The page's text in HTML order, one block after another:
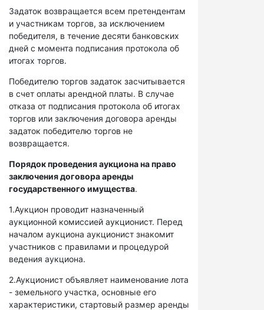
Задаток возвращается всем претендентам
и участникам торгов, за исключением
победителя, в течение десяти банковских
дней с момента подписания протокола об
итогах торгов.
Победителю торгов задаток засчитывается
в счет оплаты арендной платы. В случае
отказа от подписания протокола об итогах
торгов или заключения договора аренды
задаток победителю торгов не
возвращается.
Порядок проведения аукциона на право
заключения договора аренды
государственного имущества.
1.Аукцион проводит назначенный
аукционной комиссией аукционист. Перед
началом аукциона аукционист знакомит
участников с правилами и процедурой
ведения аукциона.
2.Аукционист объявляет наименование лота
- земельного участка, основные его
характеристики, стартовый размер аренды